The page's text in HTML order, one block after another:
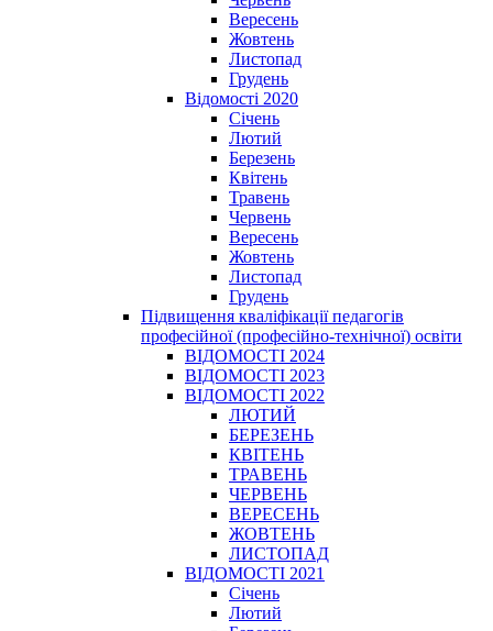
Вересень
Жовтень
Листопад
Грудень
Відомості 2020
Січень
Лютий
Березень
Квітень
Травень
Червень
Вересень
Жовтень
Листопад
Грудень
Підвищення кваліфікації педагогів
професійної (професійно-технічної) освіти
ВІДОМОСТІ 2024
ВІДОМОСТІ 2023
ВІДОМОСТІ 2022
ЛЮТИЙ
БЕРЕЗЕНЬ
КВІТЕНЬ
ТРАВЕНЬ
ЧЕРВЕНЬ
ВЕРЕСЕНЬ
ЖОВТЕНЬ
ЛИСТОПАД
ВІДОМОСТІ 2021
Січень
Лютий